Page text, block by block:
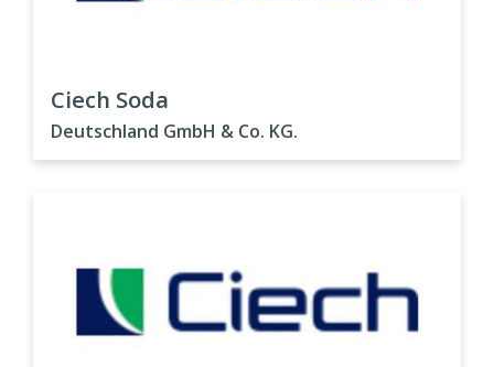
Ciech Soda
Deutschland GmbH & Co. KG.